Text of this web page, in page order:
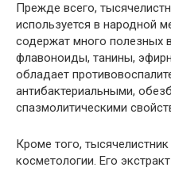
Прежде всего,
используется в народной
содержат много полезных
флавоноиды, танины,
обладает
антибактериальными,
спазмолитическими
Кроме того,
косметологии. Его